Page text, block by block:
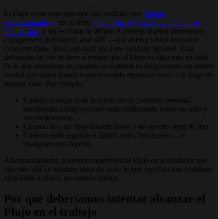
El Flujo es un concepto que fue acuñado por Mihaly
Csikszentmihalyi en su libro Flow: The Psychology of Optimal
Experience, y así es como lo define: A feeling of great absorption,
engagement, fulfillment, and skill —and during which temporal
concerns (time, food, ego-self, etc.) are typically ignored. Esta
definición tal vez te lleve a pensar que el Flujo es algo más extraño
de lo que realmente es, cuando en realidad es simplemente un estado
mental que todos hemos experimentado repetidas veces a lo largo de
nuestra vida. Por ejemplo:
Cuando trabajas toda la noche en un proyecto personal
escribiendo código porque estás disfrutando como un niño y
no puedes parar.
Cuando lees un libro durante horas y no puedes dejar de leer.
Cuando estás jugando a fútbol, tenis, baloncesto… o
cualquier otro deporte.
Afortunadamente, podemos experimentar Flujo en actividades que
van más allá de nuestros ratos de ocio, lo que significa que podemos
alcanzarlo a diario, en nuestro trabajo.
Por qué deberíamos intentar alcanzar el
Flujo en el trabajo